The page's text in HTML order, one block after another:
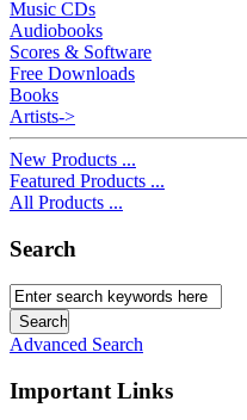
Music CDs
Audiobooks
Scores & Software
Free Downloads
Books
Artists->
New Products ...
Featured Products ...
All Products ...
Search
Advanced Search
Important Links